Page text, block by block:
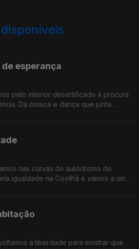
esperança
pelo interior desertificado à procura
Da música e dança que junta
nas curvas do autódromo do
igualdade na Covilhã e vamos a uma
à liberdade para mostrar que